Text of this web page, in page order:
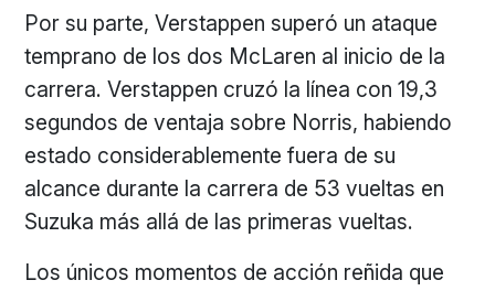
Por su parte, Verstappen superó un ataque
temprano de los dos McLaren al inicio de la
carrera. Verstappen cruzó la línea con 19,3
segundos de ventaja sobre Norris, habiendo
estado considerablemente fuera de su
alcance durante la carrera de 53 vueltas en
Suzuka más allá de las primeras vueltas.
Los únicos momentos de acción reñida que